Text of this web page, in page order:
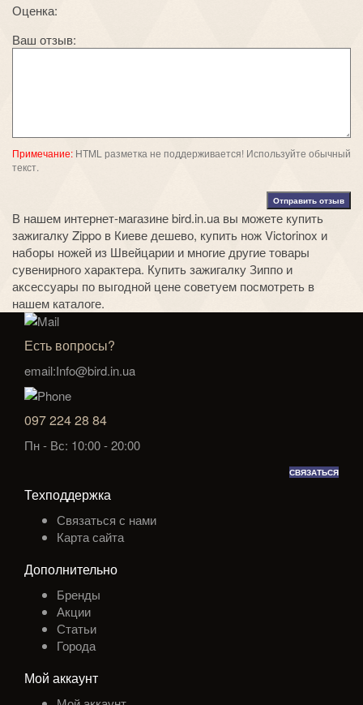
Оценка:
Ваш отзыв:
Примечание: HTML разметка не поддерживается! Используйте обычный
текст.
Отправить отзыв
В нашем интернет-магазине bird.in.ua вы можете купить
зажигалку Zippo в Киеве дешево, купить нож Victorinox и
наборы ножей из Швейцарии и многие другие товары
сувенирного характера. Купить зажигалку Зиппо и
аксессуары по выгодной цене советуем посмотреть в
нашем каталоге.
Есть вопросы?
email:Info@bird.in.ua
097 224 28 84
Пн - Вс: 10:00 - 20:00
СВЯЗАТЬСЯ
Техподдержка
Связаться с нами
Карта сайта
Дополнительно
Бренды
Акции
Статьи
Города
Мой аккаунт